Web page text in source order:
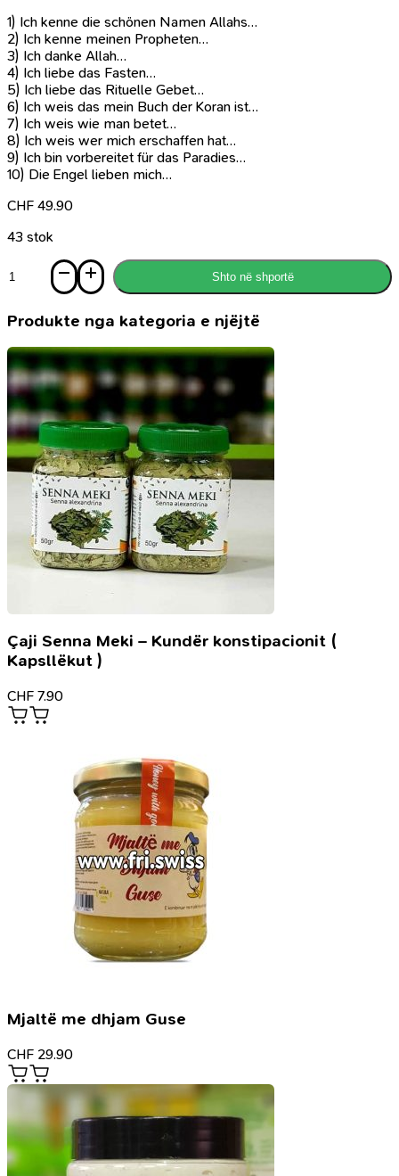
1) Ich kenne die schönen Namen Allahs…
2) Ich kenne meinen Propheten…
3) Ich danke Allah…
4) Ich liebe das Fasten…
5) Ich liebe das Rituelle Gebet…
6) Ich weis das mein Buch der Koran ist…
7) Ich weis wie man betet…
8) Ich weis wer mich erschaffen hat…
9) Ich bin vorbereitet für das Paradies…
10) Die Engel lieben mich…
CHF 49.90
43 stok
Buchset
lerne
Religion“
mit
10
Büchern
Shto në shportë
Produkte nga kategoria e njëjtë
Çaji Senna Meki – Kundër konstipacionit (
Kapsllëkut )
CHF 7.90
Mjaltë me dhjam Guse
CHF 29.90